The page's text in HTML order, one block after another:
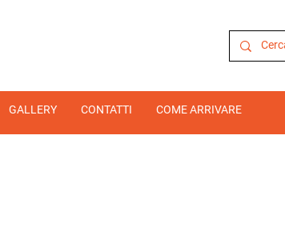
GALLERY CONTATTI COME ARRIVARE